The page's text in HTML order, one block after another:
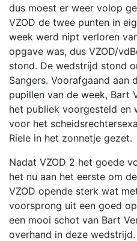
dus moest er weer volop
VZOD de twee punten in
week werd nipt verloren
opgave was, dus VZOD/
stond. De wedstrijd stond
Sangers. Voorafgaand aan
pupillen van de week, Bart
het publiek voorgesteld en
voor het
Riele in het zonnetje gezet.
Nadat VZOD 2 het goede
het nu aan het eerste om
VZOD opende sterk wat
voorsprong uit een goed
een mooi schot van Bart
overhand in deze